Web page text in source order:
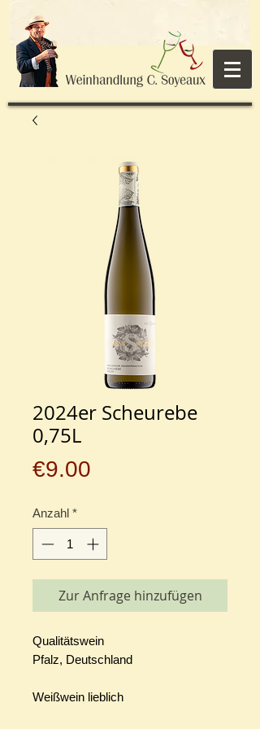
2024er Scheurebe
0,75L
€9.00
Anzahl *
Zur Anfrage hinzufügen
Qualitätswein
Pfalz, Deutschland
Weißwein lieblich